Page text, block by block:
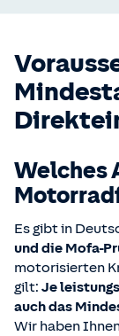
Welches
Es gibt in
und die Mofa-
motorisierten
gilt: Je
auch das
Wir haben